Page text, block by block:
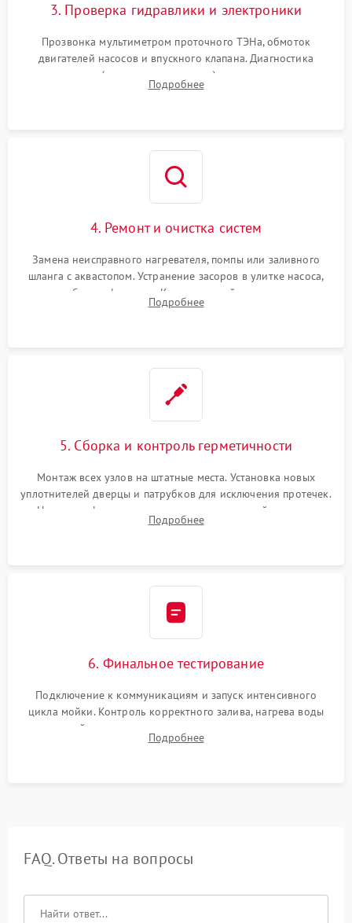
3. Проверка гидравлики и электроники
Прозвонка мультиметром проточного ТЭНа, обмоток
двигателей насосов и впускного клапана. Диагностика
прессостата (датчика уровня воды), датчика мутности,
концевика дверцы и электронного модуля управления.
Подробнее
4. Ремонт и очистка систем
Замена неисправного нагревателя, помпы или заливного
шланга с аквастопом. Устранение засоров в улитке насоса,
патрубках и фильтрах. Компонентный ремонт платы
управления, восстановление поврежденной проводки.
Подробнее
5. Сборка и контроль герметичности
Монтаж всех узлов на штатные места. Установка новых
уплотнителей дверцы и патрубков для исключения протечек.
Надежная фиксация хомутов гидравлической системы,
сборка корпуса и установка датчика поплавка.
Подробнее
6. Финальное тестирование
Подключение к коммуникациям и запуск интенсивного
цикла мойки. Контроль корректного залива, нагрева воды
до нужной температуры, отсутствия посторонних шумов,
штатного слива и абсолютной сухости в поддоне.
Подробнее
FAQ. Ответы на вопросы